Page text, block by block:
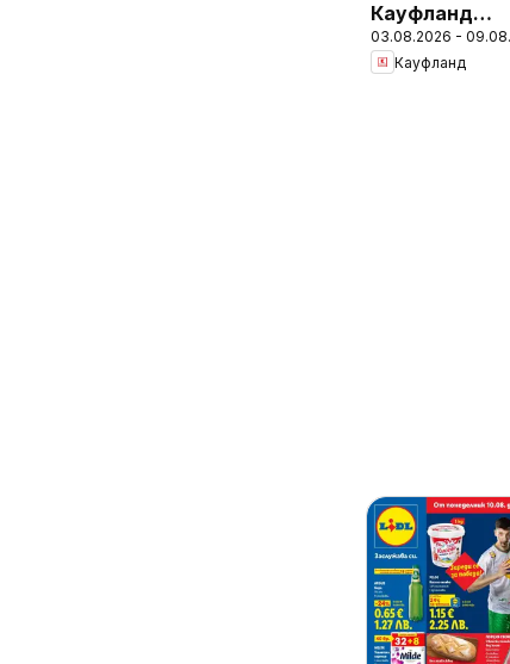
Кауфланд
брошура
Добрич - Топ
03.08.2026 -
Кауфланд